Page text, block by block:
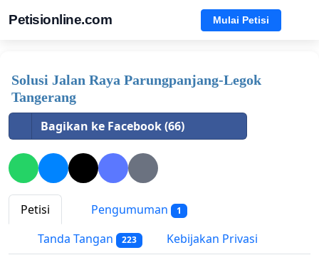
Petisionline.com Mulai Petisi
Solusi Jalan Raya Parungpanjang-Legok
Tangerang
Bagikan ke Facebook (66)
Petisi Pengumuman 1
Tanda Tangan 223 Kebijakan Privasi